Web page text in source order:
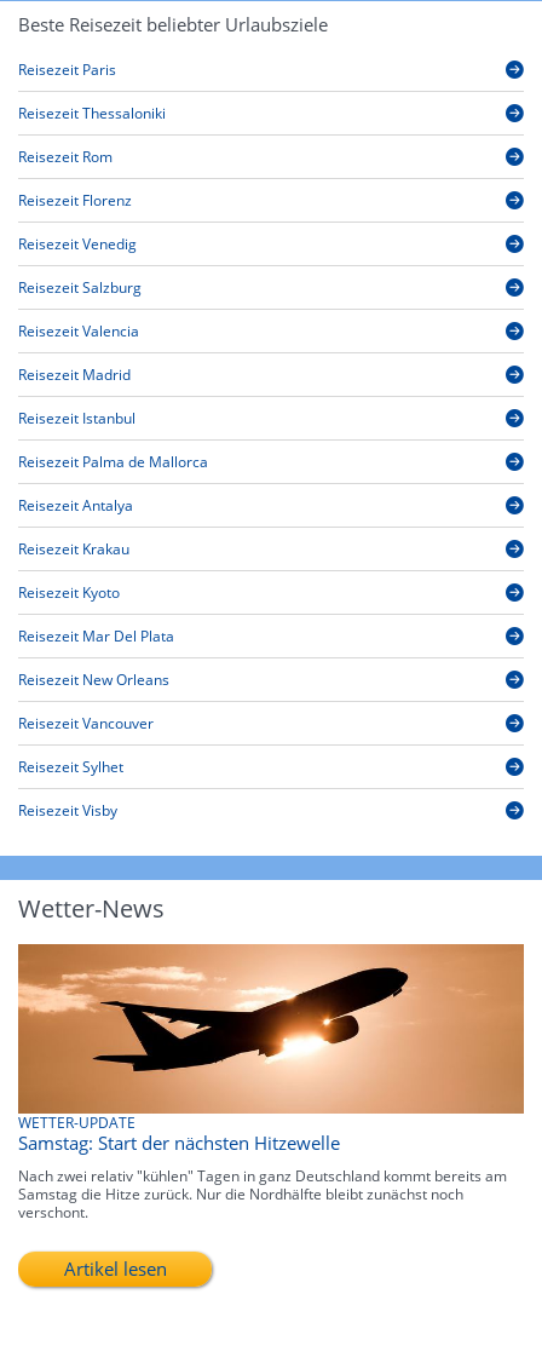
Beste Reisezeit beliebter Urlaubsziele
Reisezeit Paris
Reisezeit Thessaloniki
Reisezeit Rom
Reisezeit Florenz
Reisezeit Venedig
Reisezeit Salzburg
Reisezeit Valencia
Reisezeit Madrid
Reisezeit Istanbul
Reisezeit Palma de Mallorca
Reisezeit Antalya
Reisezeit Krakau
Reisezeit Kyoto
Reisezeit Mar Del Plata
Reisezeit New Orleans
Reisezeit Vancouver
Reisezeit Sylhet
Reisezeit Visby
Wetter-News
WETTER-UPDATE
Samstag: Start der nächsten Hitzewelle
Nach zwei relativ "kühlen" Tagen in ganz Deutschland kommt bereits am
Samstag die Hitze zurück. Nur die Nordhälfte bleibt zunächst noch
verschont.
Artikel lesen